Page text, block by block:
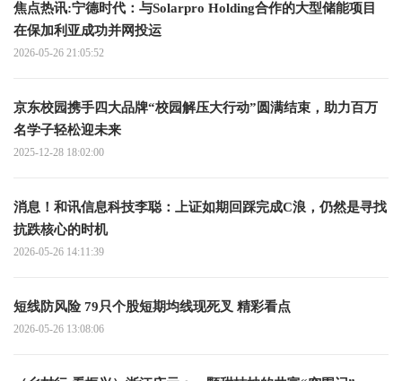
焦点热讯:宁德时代：与Solarpro Holding合作的大型储能项目
在保加利亚成功并网投运
2026-05-26 21:05:52
京东校园携手四大品牌“校园解压大行动”圆满结束，助力百万
名学子轻松迎未来
2025-12-28 18:02:00
消息！和讯信息科技李聪：上证如期回踩完成C浪，仍然是寻找
抗跌核心的时机
2026-05-26 14:11:39
短线防风险 79只个股短期均线现死叉 精彩看点
2026-05-26 13:08:06